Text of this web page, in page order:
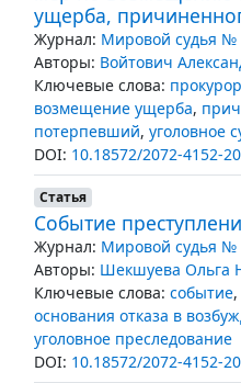
ущерба,
Журнал: Мировой судья №
Авторы: Войтович
Ключевые слова:
возмещение ущерба,
потерпевший, уголовное
DOI: 10.18572/2072-4152-
Статья
Событие
Журнал: Мировой судья №
Авторы: Шекшуева Ольга
Ключевые слова: событие,
основания отказа в
уголовное преследование
DOI: 10.18572/2072-4152-